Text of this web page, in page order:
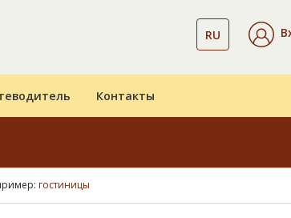
RU
Контакты
гостиницы